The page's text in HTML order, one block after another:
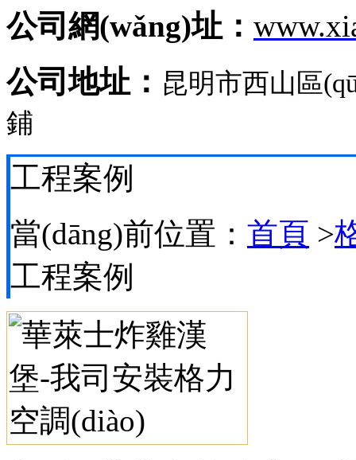
公司網(wǎng)址：
公司地址： 昆明市西山區
鋪
工程案例
當(dāng)前位置： 首頁 >
工程案例